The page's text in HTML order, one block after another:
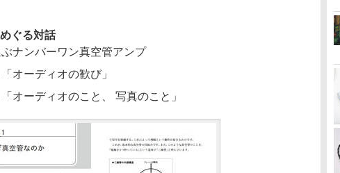
ぐる対話
ナンバーワン真空管アンプ
オーディオの歓び」
オーディオのこと、 写真のこと」